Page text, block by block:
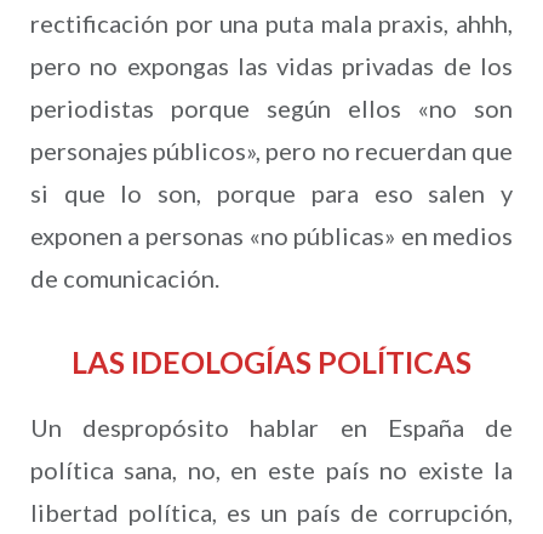
rectificación por una puta mala praxis, ahhh,
pero no expongas las vidas privadas de los
periodistas porque según ellos «no son
personajes públicos», pero no recuerdan que
si que lo son, porque para eso salen y
exponen a personas «no públicas» en medios
de comunicación.
LAS IDEOLOGÍAS POLÍTICAS
Un despropósito hablar en España de
política sana, no, en este país no existe la
libertad política, es un país de corrupción,